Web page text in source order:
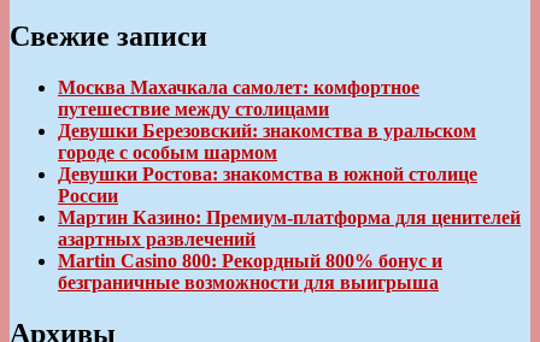
Свежие записи
Москва Махачкала самолет: комфортное
путешествие между столицами
Девушки Березовский: знакомства в уральском
городе с особым шармом
Девушки Ростова: знакомства в южной столице
России
Мартин Казино: Премиум-платформа для ценителей
азартных развлечений
Martin Casino 800: Рекордный 800% бонус и
безграничные возможности для выигрыша
Архивы